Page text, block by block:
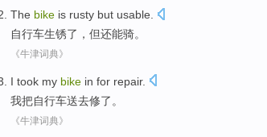
The bike is rusty but usable.
自行车生锈了 ， 但还能骑。
《牛津词典》
I took my bike in for repair.
我把自行车送去修了 。
《牛津词典》